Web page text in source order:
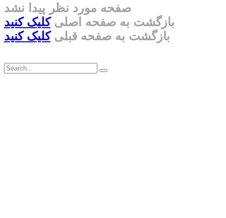
صفحه مورد نظر پیدا نشد
بازگشت به صفحه اصلیکلیک کنید
بازگشت به صفحه قبلیکلیک کنید